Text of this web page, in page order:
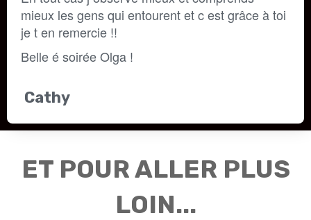
mieux les gens qui entourent et c est grâce à toi
je t en remercie !!
Belle é soirée Olga !
Cathy
ET POUR ALLER PLUS
LOIN...